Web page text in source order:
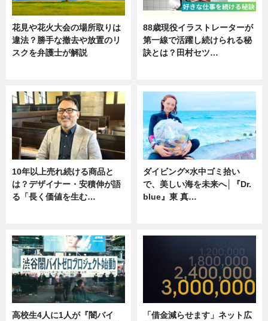
花見や花火大会の場所取りは
違法？勝手な撤去や放置のリ
スクを弁護士が解説
88歳現役イラストレーターが
第一線で活躍し続けられる秘
訣とは？田村セツ…
10年以上売れ続ける商品と
は？デザイナー・安積伸が語
る「長く価値を生む…
ダイビング×水中ゴミ拾い
で、美しい海を未来へ│『Dr.
blue』東 真…
高校生4人に1人が『闇バイ
「借金減らせます」ネット広